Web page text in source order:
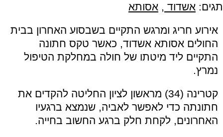
תגים: אשדוד , אסותא
אירוע חריג ומרגש התקיים בשבסוע האחרון בבית
החולים אסותא אשדוד, כאשר טקס חתונה
התקיים ליד מיטתו של חולה במחלקת הטיפול
נמרץ.
קטרינה (34) מראשון לציון החליטה להקדים את
חתונתה כדי לאפשר לאביה, שנמצא ברגעיו
האחרונים, לקחת חלק ברגע החשוב בחייה.